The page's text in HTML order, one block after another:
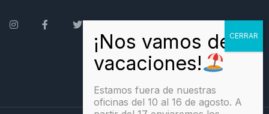
InstagramFacebookTwitter
Estamos fuera de nuestras
oficinas del 10 al 16 de agosto. A